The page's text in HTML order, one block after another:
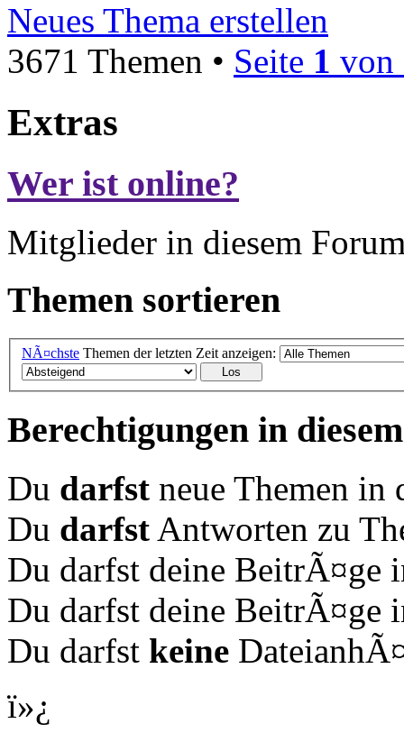
Neues Thema erstellen
3671 Themen • Seite 1 von
Extras
Wer ist online?
Mitglieder in diesem
Themen sortieren
NÃ¤chste Themen der letzten Zeit anzeigen:
Berechtigungen in
Du darfst neue Themen in
Du darfst Antworten zu
Du darfst deine BeitrÃ¤ge
Du darfst deine BeitrÃ¤ge
Du darfst keine
ï»¿